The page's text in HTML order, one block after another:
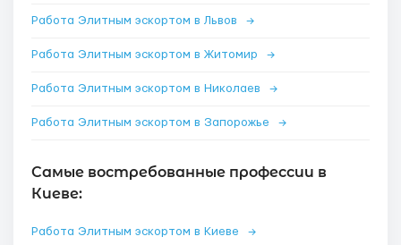
Работа Элитным эскортом в Львов →
Работа Элитным эскортом в Житомир →
Работа Элитным эскортом в Николаев →
Работа Элитным эскортом в Запорожье →
Самые востребованные профессии в
Киеве:
Работа Элитным эскортом в Киеве →